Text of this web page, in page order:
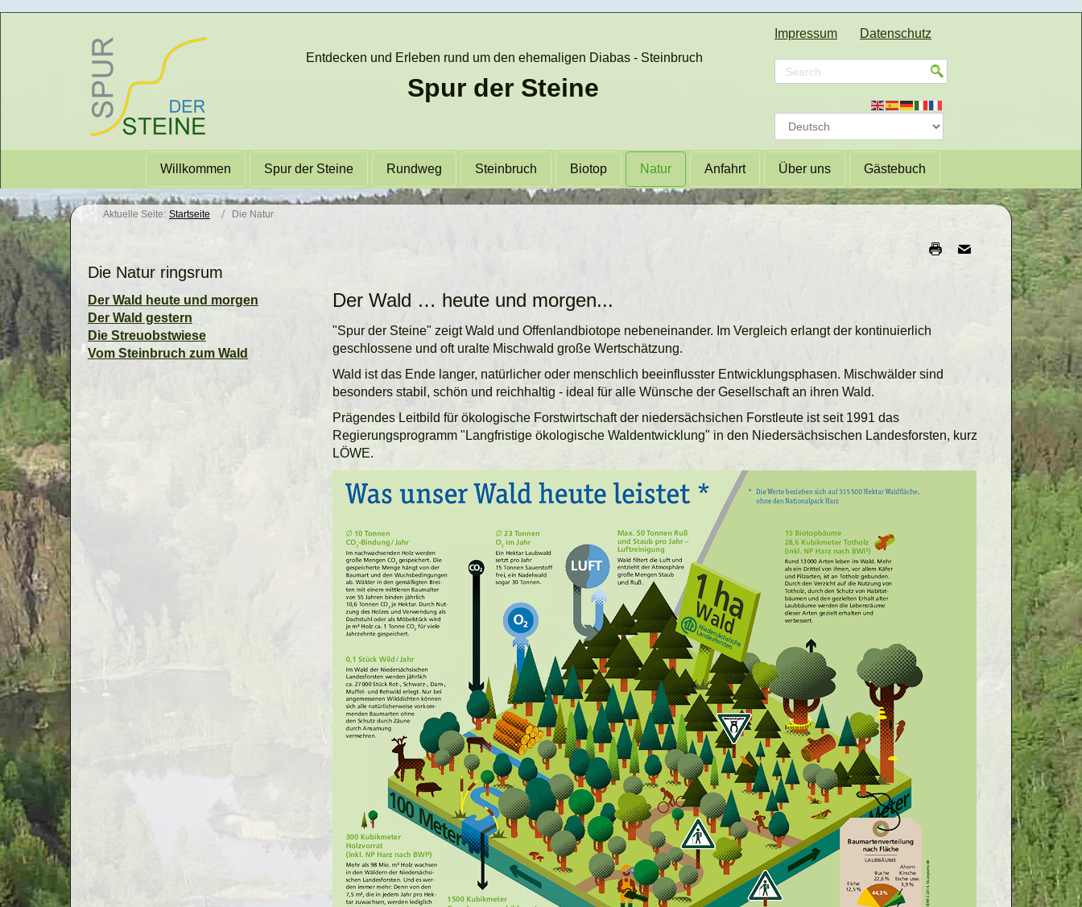
Entdecken und Erleben rund um den ehemaligen Diabas - Steinbruch
Spur der Steine
Impressum Datenschutz
Willkommen Spur der Steine Rundweg Steinbruch Biotop Natur Anfahrt Über uns Gästebuch
Aktuelle Seite: Startseite Die Natur
Die Natur ringsrum
Der Wald heute und morgen
Der Wald gestern
Die Streuobstwiese
Vom Steinbruch zum Wald
Der Wald … heute und morgen...
"Spur der Steine" zeigt Wald und Offenlandbiotope nebeneinander. Im Vergleich erlangt der kontinuierlich
geschlossene und oft uralte Mischwald große Wertschätzung.
Wald ist das Ende langer, natürlicher oder menschlich beeinflusster Entwicklungsphasen. Mischwälder sind
besonders stabil, schön und reichhaltig - ideal für alle Wünsche der Gesellschaft an ihren Wald.
Prägendes Leitbild für ökologische Forstwirtschaft der niedersächsichen Forstleute ist seit 1991 das
Regierungsprogramm "Langfristige ökologische Waldentwicklung" in den Niedersächsischen Landesforsten, kurz
LÖWE.